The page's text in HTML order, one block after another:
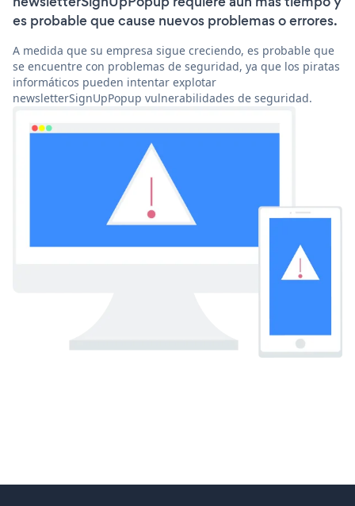
es probable que cause nuevos problemas o errores.
A medida que su empresa sigue creciendo, es probable que
se encuentre con problemas de seguridad, ya que los piratas
informáticos pueden intentar explotar
newsletterSignUpPopup vulnerabilidades de seguridad.